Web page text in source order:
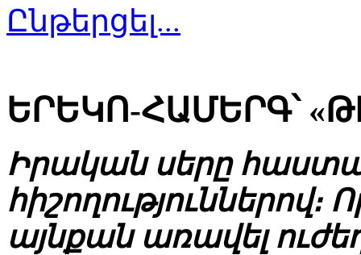
Ընթերցել...
ԵՐԵԿՈ-ՀԱՄԵՐԳ՝
Իրական սերը
հիշողություններով։
այնքան առավել